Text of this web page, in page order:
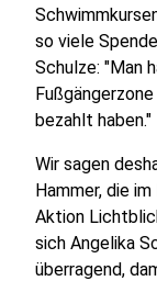
so viele
Schulze: "Man
bezahlt haben."
Wir sagen
Hammer, die
Aktion
sich Angelika
überragend,